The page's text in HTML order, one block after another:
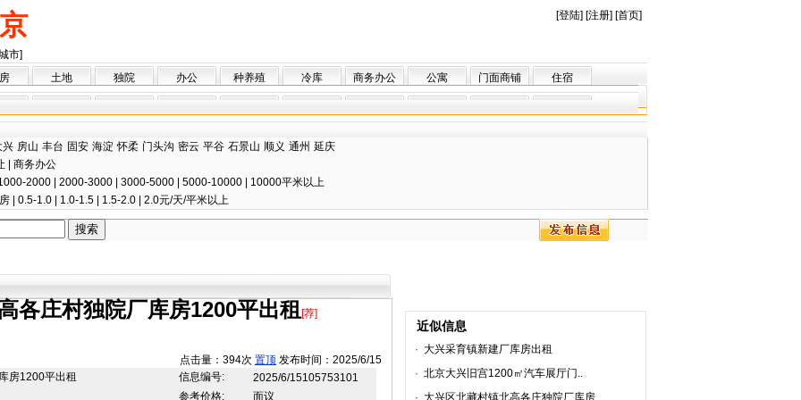
市]
[登陆] [注册] [首页]
土地 独院 办公 种养殖 冷库 商务办公 公寓 门面商铺 住宿
兴 房山 丰台 固安 海淀 怀柔 门头沟 密云 平谷 石景山 顺义 通州 延庆
商务办公
2000
2000-3000 3000-5000 5000-10000
10000平米以上
0.5-1.0 1.0-1.5 1.5-2.0 2.0元/天/平米以上
各庄村独院厂库房1200平出租 [荐]
点击量：394次 置顶 发布时间：2025/6/15
房1200平出租
信息编号:
2025/6/15105753101
参考价格:
面议
近似信息
· 大兴采育镇新建厂库房出租
· 北京大兴旧宫1200㎡汽车展厅门..
· 大兴区北藏村镇北高各庄独院厂库房..